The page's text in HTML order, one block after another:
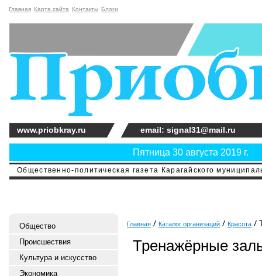
Главная Карта сайта Контакты Блоги
Общественно-политическая газета Карагайского
Пятница 30 августа 2019 г.
www.priobkray.ru email: signal31@mail.ru
Общество
Происшествия
Культура и искусство
Экономика
Главная Каталог организаций Красота
Тренажёрные